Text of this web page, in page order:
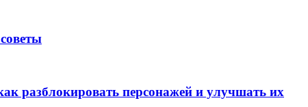
разблокировать персонажей и улучшать их